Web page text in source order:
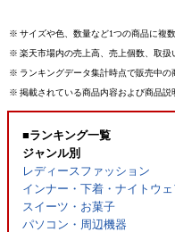
※ サイズや色、数量など1つの商品に複
※ 楽天市場内の売上高、売上個数、取
※ ランキングデータ集計時点で販売中
※ 掲載されている商品内容および商品
■ランキング一覧
ジャンル別
レディースファッション
インナー・下着・ナイトウェ
スイーツ・お菓子
パソコン・周辺機器